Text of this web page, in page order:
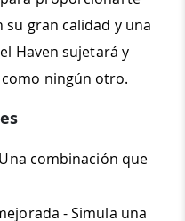
su gran calidad y una
Haven sujetará y
ningún otro.
combinación que
- Simula una